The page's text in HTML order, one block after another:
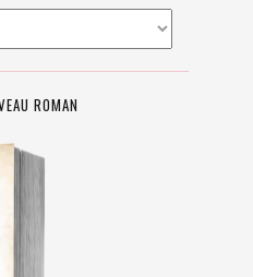
ROMAN